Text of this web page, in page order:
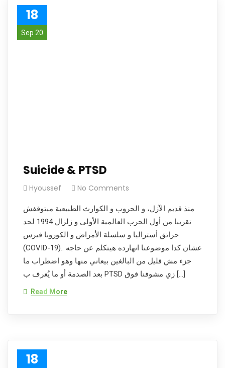
18
Sep 20
Suicide & PTSD
Hyoussef No Comments
منذ قديم الآزل، و الحروب و الكوارث الطبيعية مبتوقفش
تقريبا من أول الحرب العالمية الأولى و زلزال 1994 لحد
حرائق أستراليا و سلسلة الأمراض و الكورونا فيرس
(COVID-19).. عشان كدا موضوعنا انهارده هيتكلم عن حاجه
جزء مش قليل من البالغين بيعاني منها وهو اضطراب ما
بعد الصدمة أو ما يُعرف ب PTSD زي مشوفنا فوق […]
Read More
18